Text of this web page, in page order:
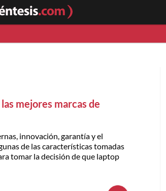
mejores marcas de
innovación, garantía y el
de las características tomadas
tomar la decisión de que laptop